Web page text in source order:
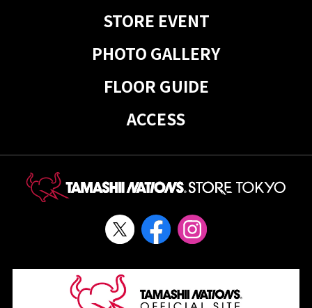
STORE EVENT
PHOTO GALLERY
FLOOR GUIDE
ACCESS